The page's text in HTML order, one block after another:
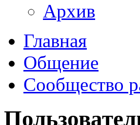
Архив
Главная
Общение
Сообщество